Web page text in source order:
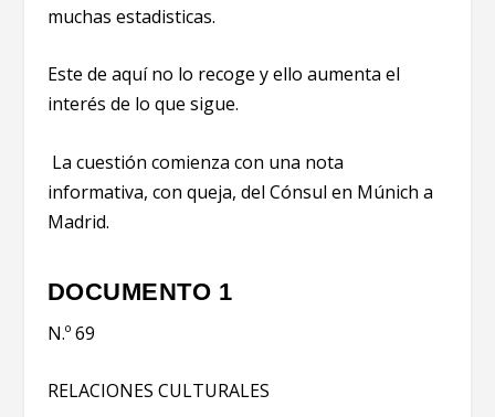
muchas estadisticas.
Este de aquí no lo recoge y ello aumenta el
interés de lo que sigue.
La cuestión comienza con una nota
informativa, con queja, del Cónsul en Múnich a
Madrid.
DOCUMENTO 1
N.º 69
RELACIONES CULTURALES